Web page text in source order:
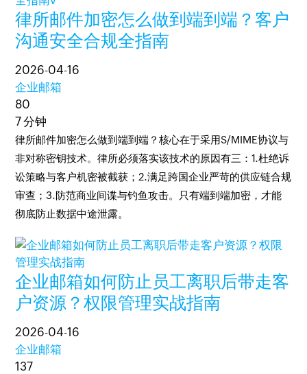
律所邮件加密怎么做到端到端？客户
沟通安全合规全指南
2026-04-16
企业邮箱
80
7 分钟
律所邮件加密怎么做到端到端？核心在于采用S/MIME协议与
非对称密钥技术。律所必须落实该技术的原因有三：1.杜绝诉
讼策略与客户机密被截获；2.满足跨国企业严苛的供应链合规
审查；3.防范商业间谍与钓鱼攻击。只有端到端加密，才能
彻底防止数据中途泄露。
企业邮箱如何防止员工离职后带走客
户资源？权限管理实战指南
2026-04-16
企业邮箱
137